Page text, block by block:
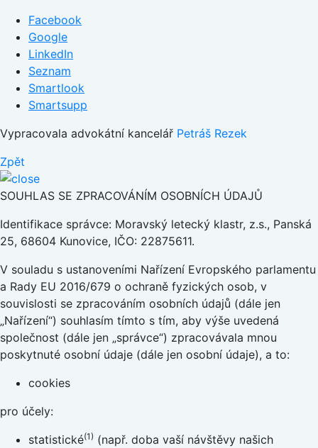
Facebook
Google
LinkedIn
Seznam
Smartlook
Smartsupp
Vypracovala advokátní kancelář Petráš Rezek
Zpět
SOUHLAS SE ZPRACOVÁNÍM OSOBNÍCH ÚDAJŮ
Identifikace správce: Moravský letecký klastr, z.s., Panská
25, 68604 Kunovice, IČO: 22875611.
V souladu s ustanoveními Nařízení Evropského parlamentu
a Rady EU 2016/679 o ochraně fyzických osob, v
souvislosti se zpracováním osobních údajů (dále jen
„Nařízení“) souhlasím tímto s tím, aby výše uvedená
společnost (dále jen „správce“) zpracovávala mnou
poskytnuté osobní údaje (dále jen osobní údaje), a to:
cookies
pro účely:
statistické(1) (např. doba vaší návštěvy našich